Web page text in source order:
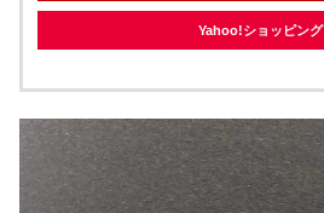
Yahoo!ショッピング